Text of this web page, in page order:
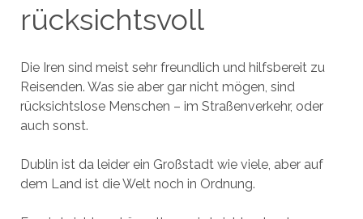
rücksichtsvoll
Die Iren sind meist sehr freundlich und hilfsbereit zu
Reisenden. Was sie aber gar nicht mögen, sind
rücksichtslose Menschen – im Straßenverkehr, oder
auch sonst.
Dublin ist da leider ein Großstadt wie viele, aber auf
dem Land ist die Welt noch in Ordnung.